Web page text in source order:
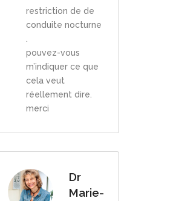
restriction de de
conduite nocturne
.
pouvez-vous
m’indiquer ce que
cela veut
réellement dire.
merci
Dr
Marie-